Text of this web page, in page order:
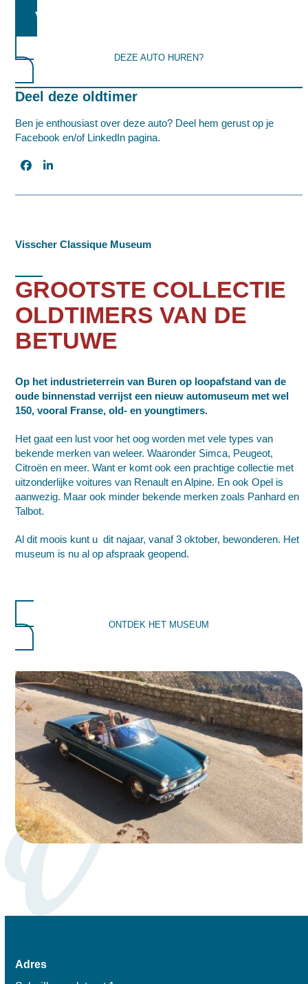
DEZE AUTO HUREN?
Deel deze oldtimer
Ben je enthousiast over deze auto? Deel hem gerust op je
Facebook en/of LinkedIn pagina.
Visscher Classique Museum
GROOTSTE COLLECTIE
OLDTIMERS VAN DE
BETUWE
Op het industrieterrein van Buren op loopafstand van de
oude binnenstad verrijst een nieuw automuseum met wel
150, vooral Franse, old- en youngtimers.
Het gaat een lust voor het oog worden met vele types van
bekende merken van weleer. Waaronder Simca, Peugeot,
Citroën en meer. Want er komt ook een prachtige collectie met
uitzonderlijke voitures van Renault en Alpine. En ook Opel is
aanwezig. Maar ook minder bekende merken zoals Panhard en
Talbot.
Al dit moois kunt u dit najaar, vanaf 3 oktober, bewonderen. Het
museum is nu al op afspraak geopend.
ONTDEK HET MUSEUM
Adres